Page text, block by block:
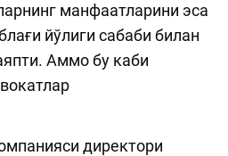
манфаатларини эса
йўлиги сабаби билан
Аммо бу каби
директори